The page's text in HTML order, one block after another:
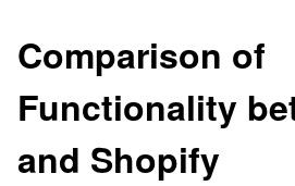
Comparison of
Functionality
and Shopify